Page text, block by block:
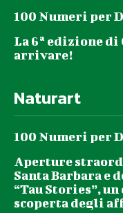
100 Numeri per
La 6ª edizione di
arrivare!
Naturart
100 Numeri per
Aperture
Santa Barbara e
“Tau Stories”,
scoperta degli